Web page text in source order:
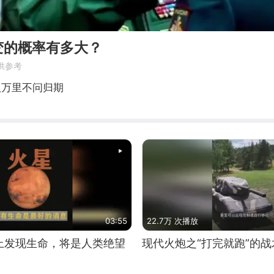
概率有多大？
参考
里不问归期
03:55
发现生命，将是人类绝望
22.7万 次播放
现代火炮之“打完就跑”的战